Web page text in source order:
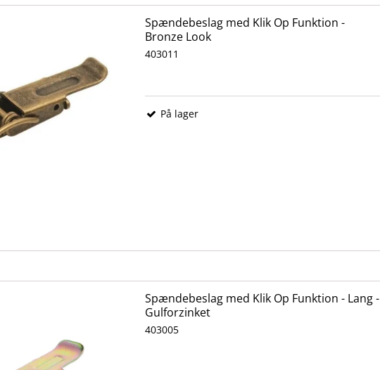
Spændebeslag med Klik Op Funktion -
Bronze Look
403011
På lager
Spændebeslag med Klik Op Funktion - Lang -
Gulforzinket
403005